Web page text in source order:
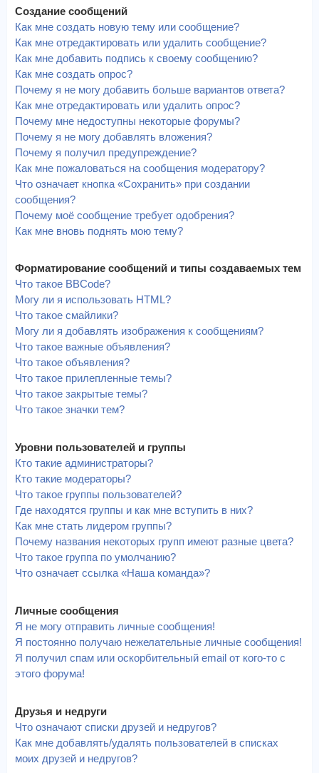
Создание сообщений
Как мне создать новую тему или сообщение?
Как мне отредактировать или удалить сообщение?
Как мне добавить подпись к своему сообщению?
Как мне создать опрос?
Почему я не могу добавить больше вариантов ответа?
Как мне отредактировать или удалить опрос?
Почему мне недоступны некоторые форумы?
Почему я не могу добавлять вложения?
Почему я получил предупреждение?
Как мне пожаловаться на сообщения модератору?
Что означает кнопка «Сохранить» при создании
сообщения?
Почему моё сообщение требует одобрения?
Как мне вновь поднять мою тему?
Форматирование сообщений и типы создаваемых тем
Что такое BBCode?
Могу ли я использовать HTML?
Что такое смайлики?
Могу ли я добавлять изображения к сообщениям?
Что такое важные объявления?
Что такое объявления?
Что такое прилепленные темы?
Что такое закрытые темы?
Что такое значки тем?
Уровни пользователей и группы
Кто такие администраторы?
Кто такие модераторы?
Что такое группы пользователей?
Где находятся группы и как мне вступить в них?
Как мне стать лидером группы?
Почему названия некоторых групп имеют разные цвета?
Что такое группа по умолчанию?
Что означает ссылка «Наша команда»?
Личные сообщения
Я не могу отправить личные сообщения!
Я постоянно получаю нежелательные личные сообщения!
Я получил спам или оскорбительный email от кого-то с
этого форума!
Друзья и недруги
Что означают списки друзей и недругов?
Как мне добавлять/удалять пользователей в списках
моих друзей и недругов?